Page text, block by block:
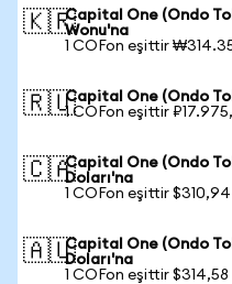
🇰🇷Capital One (Ondo
Wonu'na
1 COFon eşittir
🇷🇺Capital One (Ondo
1 COFon eşittir
🇨🇦Capital One (Ondo
Doları'na
1 COFon eşittir $310,94
🇦🇺Capital One (Ondo
Doları'na
1 COFon eşittir $314,58